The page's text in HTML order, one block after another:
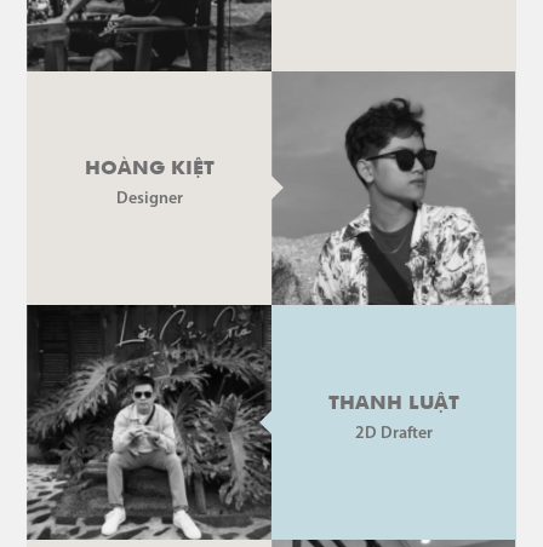
HOÀNG KIỆT
Designer
THANH LUẬT
2D Drafter